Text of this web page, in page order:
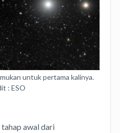
untuk pertama kalinya.
: ESO
awal dari